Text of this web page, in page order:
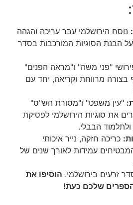
נוסח הירושלמי עבר עריכה והגהה
הבנת הסוגיות המורכבות בסדר
"פני משה" ו"מראה הפנים"
מרווחת וקריאה, יחד עם
"עין משפט" ו"מסורת הש"ס"
את סוגיות הירושלמי לפסיקת
הבבלי.
כריכה חזקה, נייר איכותי
עמידות לאורך שנים של
זרעים בירושלמי. הוסיפו את
שלכם כעת!